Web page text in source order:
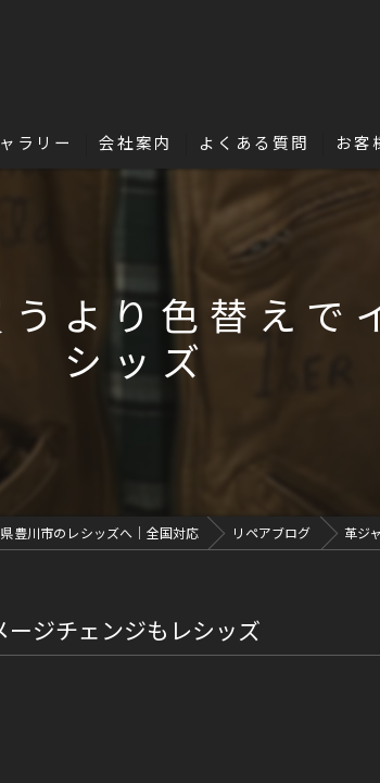
ラリー 会社案内
名古屋・浜松で革修理の独立・開業を目
よくある質問
革の豆知識
お客
より色替え
シッズ
豊川市のレシッズへ｜全国対応 リペアブログ 革ジ
ジチェンジもレシッズ